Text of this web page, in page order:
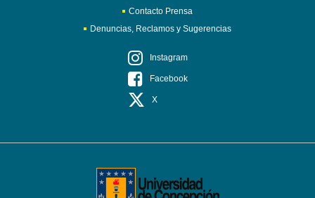
Contacto Prensa
Denuncias, Reclamos y Sugerencias
Instagram
Facebook
X